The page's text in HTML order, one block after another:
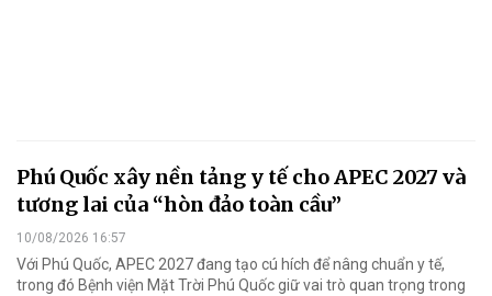
Phú Quốc xây nền tảng y tế cho APEC 2027 và
tương lai của “hòn đảo toàn cầu”
10/08/2026 16:57
Với Phú Quốc, APEC 2027 đang tạo cú hích để nâng chuẩn y tế,
trong đó Bệnh viện Mặt Trời Phú Quốc giữ vai trò quan trọng trong